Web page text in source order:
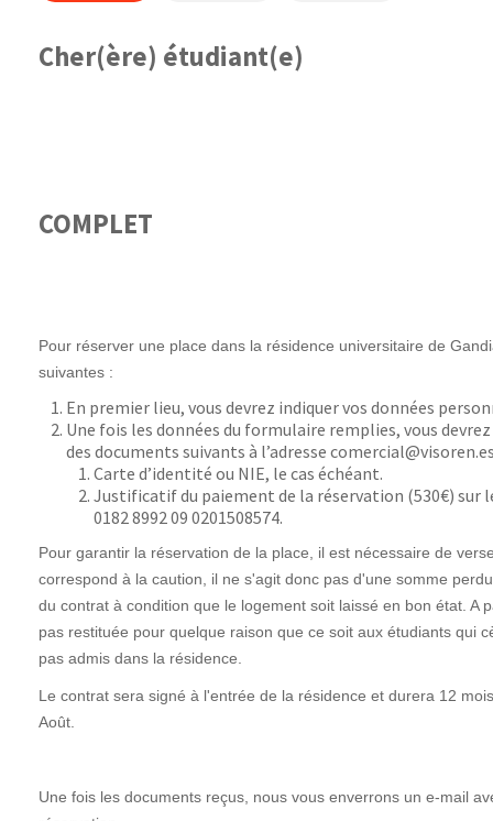
Cher(ère) étudiant(e)
COMPLET
Pour réserver une place dans la résidence universitaire de
suivantes :
En premier lieu, vous devrez indiquer vos données
Une fois les données du formulaire remplies, vous
des documents suivants à l’adresse
Carte d’identité ou NIE, le cas échéant.
Justificatif du paiement de la réservation (530€) sur
0182 8992 09 0201508574.
Pour garantir la réservation de la place, il est nécessaire de
correspond à la caution, il ne s'agit donc pas d'une somme
du contrat à condition que le logement soit laissé en bon état. A
pas restituée pour quelque raison que ce soit aux étudiants qui
pas admis dans la résidence.
Le contrat sera signé à l'entrée de la résidence et durera 12
Août.
Une fois les documents reçus, nous vous enverrons un e-mail